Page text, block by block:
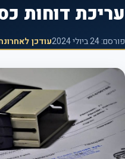
דוחות
24 ביולי 2024 עודכן לאחרונה: